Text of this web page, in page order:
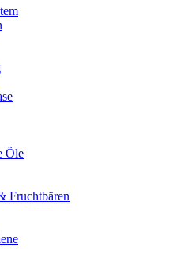
Öle
Fruchtbären